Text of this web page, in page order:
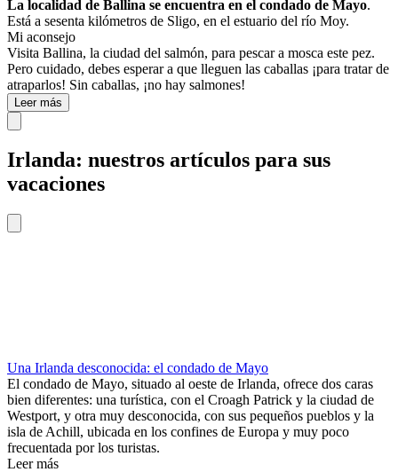
La localidad de Ballina se encuentra en el condado de Mayo.
Está a sesenta kilómetros de Sligo, en el estuario del río Moy.
Mi aconsejo
Visita Ballina, la ciudad del salmón, para pescar a mosca este pez.
Pero cuidado, debes esperar a que lleguen las caballas ¡para tratar de
atraparlos! Sin caballas, ¡no hay salmones!
Leer más
Irlanda: nuestros artículos para sus
vacaciones
Una Irlanda desconocida: el condado de Mayo
El condado de Mayo, situado al oeste de Irlanda, ofrece dos caras
bien diferentes: una turística, con el Croagh Patrick y la ciudad de
Westport, y otra muy desconocida, con sus pequeños pueblos y la
isla de Achill, ubicada en los confines de Europa y muy poco
frecuentada por los turistas.
Leer más